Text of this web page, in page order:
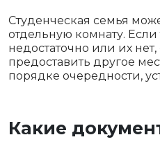
Студенческая семья
отдельную комнату. Если
недостаточно или их
предоставить другое
порядке очередности,
Какие